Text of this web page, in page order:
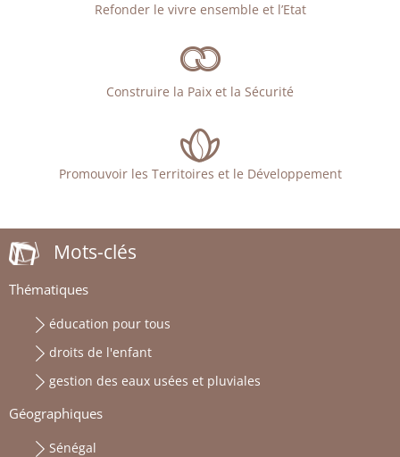
Refonder le vivre ensemble et l’Etat
Construire la Paix et la Sécurité
Promouvoir les Territoires et le Développement
Mots-clés
Thématiques
éducation pour tous
droits de l'enfant
gestion des eaux usées et pluviales
Géographiques
Sénégal